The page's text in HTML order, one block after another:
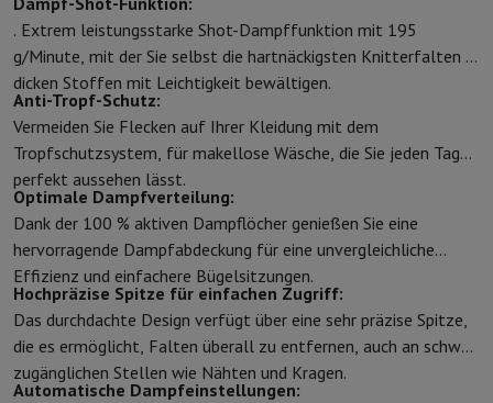
Schutz
iPhone Hülle Samsung Hülle Universelle Schutzhülle
Nachladen
Powerbank Ladegerät Ladegeräte für das Auto Apple
Telefonie-Zubehör Speicherkarte KabelAutohalterung
ZahlungsterminalsSumUp
GSMAlle GSM Emporia GSMGSM Nokia
FestnetztelefoneAlle FestnetztelefoneGigaset-Telefone
NavigationssystemNavigation Auto
VerschiedenesWalkie-TalkiesMobile Fotodrucker
Computer & Büro
Laptop & NotebookLaptopUltra-portabler Computer2-in-1-
Desktop-ComputerDesktop-ComputerAll-in-One-Computer
PC Gaming Gaming-Bereich Laptop Gaming PC Gamer PC RTX 50
Tablette & E-Reader Tablette E-Reader Apple iPad
Samsung
Drucker & Scanner DruckerHP Instant Ink
NetzwerkFRITZ!IP-Kameras
. Extrem leistungsstarke Shot-Dampffunktion mit 195
g/Minute, mit der Sie selbst die hartnäckigsten Knitterfalten in
dicken Stoffen mit Leichtigkeit bewältigen.
Anti-Tropf-Schutz:
Vermeiden Sie Flecken auf Ihrer Kleidung mit dem
Tropfschutzsystem, für makellose Wäsche, die Sie jeden Tag
perfekt aussehen lässt.
Optimale Dampfverteilung:
Dank der 100 % aktiven Dampflöcher genießen Sie eine
hervorragende Dampfabdeckung für eine unvergleichliche
Effizienz und einfachere Bügelsitzungen.
Hochpräzise Spitze für einfachen Zugriff:
Das durchdachte Design verfügt über eine sehr präzise Spitze,
die es ermöglicht, Falten überall zu entfernen, auch an schwer
zugänglichen Stellen wie Nähten und Kragen.
Automatische Dampfeinstellungen: